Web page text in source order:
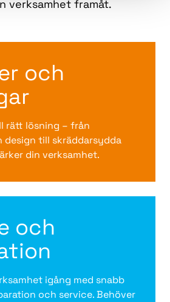
verksamhet framåt.
och
rätt lösning – från
design till skräddarsydda
din verksamhet.
och
igång med snabb
och service. Behöver